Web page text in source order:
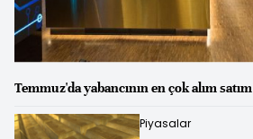
Temmuz'da yabancının en çok alım
Piyasalar